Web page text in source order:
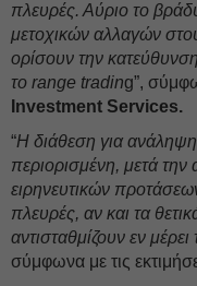
πλευρές. Αύριο το
μετοχικών αλλαγών
ορίσουν την
το range trading”,
Investment Services.
“Η διάθεση για
περιορισμένη, μετά
ειρηνευτικών
πλευρές, αν και τα
αντισταθμίζουν εν
σύμφωνα με τις